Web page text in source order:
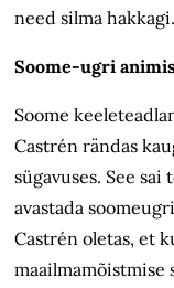
need silma hakkagi.
Soome-ugri
Soome
Castrén rändas
sügavuses. See
avastada
Castrén oletas, et
maailmamõistmise